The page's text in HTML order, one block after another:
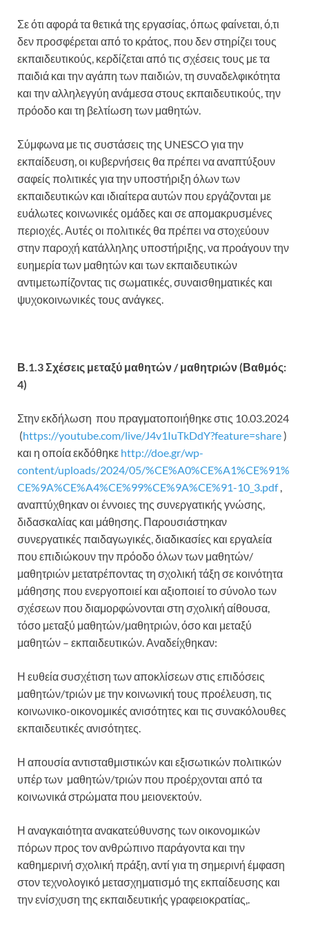
Σε ότι αφορά τα θετικά της εργασίας, όπως φαίνεται, ό,τι
δεν προσφέρεται από το κράτος, που δεν στηρίζει τους
εκπαιδευτικούς, κερδίζεται από τις σχέσεις τους με τα
παιδιά και την αγάπη των παιδιών, τη συναδελφικότητα
και την αλληλεγγύη ανάμεσα στους εκπαιδευτικούς, την
πρόοδο και τη βελτίωση των μαθητών.
Σύμφωνα με τις συστάσεις της UNESCO για την
εκπαίδευση, οι κυβερνήσεις θα πρέπει να αναπτύξουν
σαφείς πολιτικές για την υποστήριξη όλων των
εκπαιδευτικών και ιδιαίτερα αυτών που εργάζονται με
ευάλωτες κοινωνικές ομάδες και σε απομακρυσμένες
περιοχές. Αυτές οι πολιτικές θα πρέπει να στοχεύουν
στην παροχή κατάλληλης υποστήριξης, να προάγουν την
ευημερία των μαθητών και των εκπαιδευτικών
αντιμετωπίζοντας τις σωματικές, συναισθηματικές και
ψυχοκοινωνικές τους ανάγκες.
Β.1.3 Σχέσεις μεταξύ μαθητών / μαθητριών(Βαθμός:
4)
Στην εκδήλωση που πραγματοποιήθηκε στις 10.03.2024
(https://youtube.com/live/J4v1IuTkDdY?feature=share)
και η οποία εκδόθηκε http://doe.gr/wp-
content/uploads/2024/05/%CE%A0%CE%A1%CE%91%
CE%9A%CE%A4%CE%99%CE%9A%CE%91-10_3.pdf,
αναπτύχθηκαν οι έννοιες της συνεργατικής γνώσης,
διδασκαλίας και μάθησης. Παρουσιάστηκαν
συνεργατικές παιδαγωγικές, διαδικασίες και εργαλεία
που επιδιώκουν την πρόοδο όλων των μαθητών/
μαθητριών μετατρέποντας τη σχολική τάξη σε κοινότητα
μάθησης που ενεργοποιεί και αξιοποιεί το σύνολο των
σχέσεων που διαμορφώνονται στη σχολική αίθουσα,
τόσο μεταξύ μαθητών/μαθητριών, όσο και μεταξύ
μαθητών – εκπαιδευτικών. Αναδείχθηκαν:
Η ευθεία συσχέτιση των αποκλίσεων στις επιδόσεις
μαθητών/τριών με την κοινωνική τους προέλευση, τις
κοινωνικο-οικονομικές ανισότητες και τις συνακόλουθες
εκπαιδευτικές ανισότητες.
Η απουσία αντισταθμιστικών και εξισωτικών πολιτικών
υπέρ των μαθητών/τριών που προέρχονται από τα
κοινωνικά στρώματα που μειονεκτούν.
Η αναγκαιότητα ανακατεύθυνσης των οικονομικών
πόρων προς τον ανθρώπινο παράγοντα και την
καθημερινή σχολική πράξη, αντί για τη σημερινή έμφαση
στον τεχνολογικό μετασχηματισμό της εκπαίδευσης και
την ενίσχυση της εκπαιδευτικής γραφειοκρατίας,.